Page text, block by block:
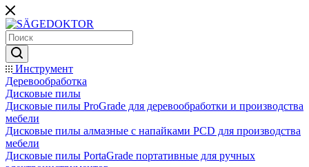
Инструмент
Деревообработка
Дисковые пилы
Дисковые пилы ProGrade для деревообработки и производства
мебели
Дисковые пилы алмазные с напайками PCD для производства
мебели
Дисковые пилы PortaGrade портативные для ручных